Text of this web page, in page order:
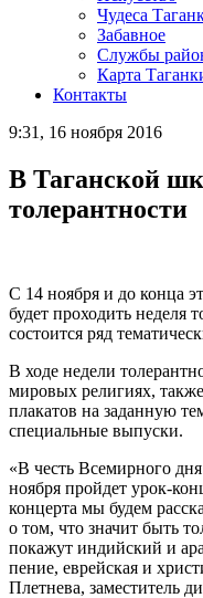
Чудеса
Забавное
Службы
Карта
Контакты
9:31, 16 ноября 2016
В Таганской
толерантности
С 14 ноября и до конца
будет проходить неделя
состоится ряд
В ходе недели
мировых религиях,
плакатов на заданную
специальные выпуски.
«В честь Всемирного
ноября пройдет урок-
концерта мы будем
о том, что значит быть
покажут индийский и
пение, еврейская и
Плетнева, заместитель